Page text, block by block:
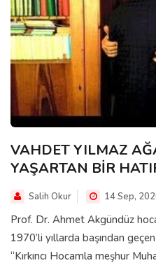
VAHDET YILMAZ
YAŞARTAN BİR
Salih Okur 14 Sep,
Prof. Dr. Ahmet Akgündüz
1970’li yıllarda başından
“Kırkıncı Hocamla meşhur